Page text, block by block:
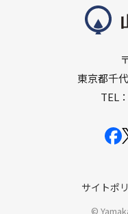
東京都千
TEL
サイトポ
©